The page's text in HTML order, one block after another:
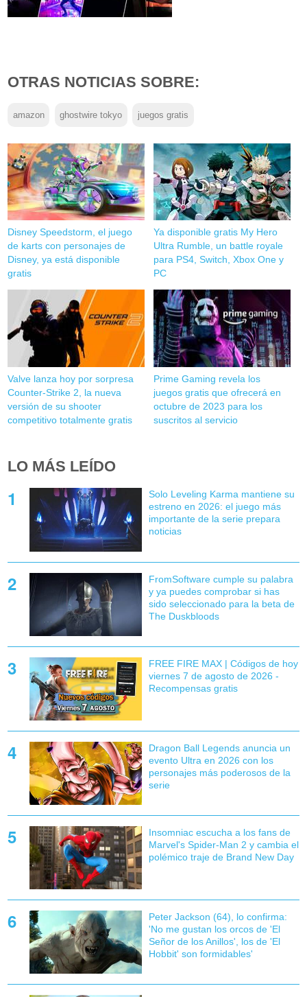
OTRAS NOTICIAS SOBRE:
amazon ghostwire tokyo juegos gratis
Disney Speedstorm, el juego
de karts con personajes de
Disney, ya está disponible
gratis
Ya disponible gratis My Hero
Ultra Rumble, un battle royale
para PS4, Switch, Xbox One y
PC
Valve lanza hoy por sorpresa
Counter-Strike 2, la nueva
versión de su shooter
competitivo totalmente gratis
Prime Gaming revela los
juegos gratis que ofrecerá en
octubre de 2023 para los
suscritos al servicio
LO MÁS LEÍDO
Solo Leveling Karma mantiene su
estreno en 2026: el juego más
importante de la serie prepara
noticias
FromSoftware cumple su palabra
y ya puedes comprobar si has
sido seleccionado para la beta de
The Duskbloods
FREE FIRE MAX | Códigos de hoy
viernes 7 de agosto de 2026 -
Recompensas gratis
Dragon Ball Legends anuncia un
evento Ultra en 2026 con los
personajes más poderosos de la
serie
Insomniac escucha a los fans de
Marvel's Spider-Man 2 y cambia el
polémico traje de Brand New Day
Peter Jackson (64), lo confirma:
'No me gustan los orcos de 'El
Señor de los Anillos', los de 'El
Hobbit' son formidables'